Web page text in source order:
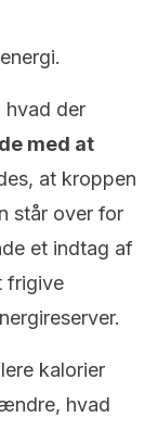
der
med at
at kroppen
står over for
et indtag af
frigive
kalorier
hvad